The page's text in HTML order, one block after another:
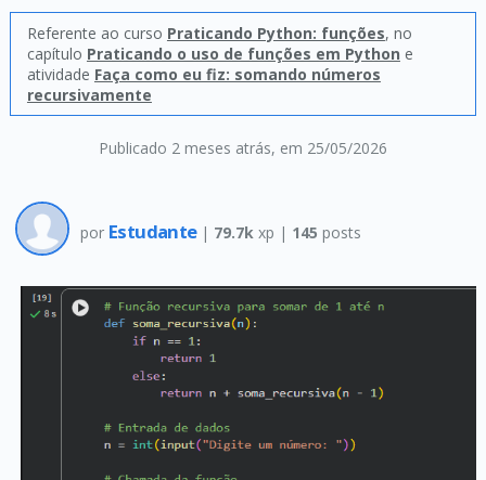
Publicado 2 meses atrás, em 25/05/2026
Referente ao curso Praticando Python: funções, no
capítulo Praticando o uso de funções em Python e
atividade Faça como eu fiz: somando números
recursivamente
por Estudante | 79.7k xp | 145 posts